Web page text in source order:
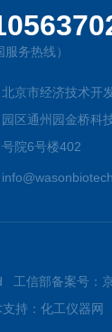
服务热线）
北京市经济技术开
园区通州园金桥科
号院6号楼402
工信部备案号：
持： 化工仪器网